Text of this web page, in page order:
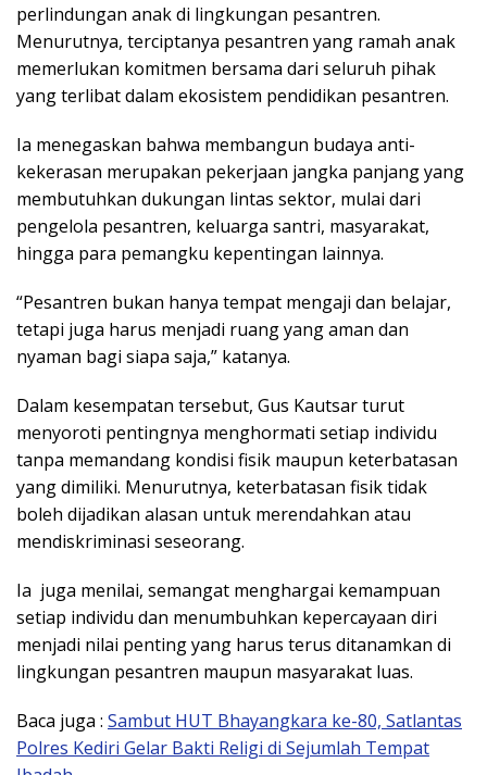
perlindungan anak di lingkungan pesantren.
Menurutnya, terciptanya pesantren yang ramah anak
memerlukan komitmen bersama dari seluruh pihak
yang terlibat dalam ekosistem pendidikan pesantren.
Ia menegaskan bahwa membangun budaya anti-
kekerasan merupakan pekerjaan jangka panjang yang
membutuhkan dukungan lintas sektor, mulai dari
pengelola pesantren, keluarga santri, masyarakat,
hingga para pemangku kepentingan lainnya.
“Pesantren bukan hanya tempat mengaji dan belajar,
tetapi juga harus menjadi ruang yang aman dan
nyaman bagi siapa saja,” katanya.
Dalam kesempatan tersebut, Gus Kautsar turut
menyoroti pentingnya menghormati setiap individu
tanpa memandang kondisi fisik maupun keterbatasan
yang dimiliki. Menurutnya, keterbatasan fisik tidak
boleh dijadikan alasan untuk merendahkan atau
mendiskriminasi seseorang.
Ia juga menilai, semangat menghargai kemampuan
setiap individu dan menumbuhkan kepercayaan diri
menjadi nilai penting yang harus terus ditanamkan di
lingkungan pesantren maupun masyarakat luas.
Baca juga : Sambut HUT Bhayangkara ke-80, Satlantas
Polres Kediri Gelar Bakti Religi di Sejumlah Tempat